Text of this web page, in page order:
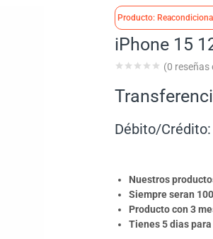
Producto:
iPhone 15
(0 reseñas
Débito/Crédito:
Nuestros
Siempre seran
Producto con 3
Tienes 5 dias